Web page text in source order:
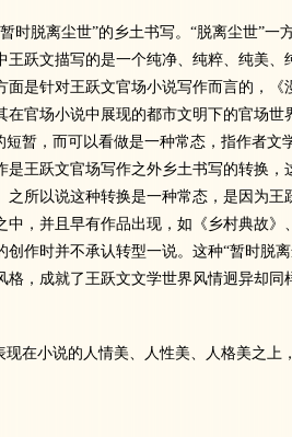
脱离尘世”的乡土书写。“脱离尘世”一
跃文描写的是一个纯净、纯粹、纯美、
是针对王跃文官场小说写作而言的，《
官场小说中展现的都市文明下的官场世
短暂，而可以看做是一种常态，指作者文
王跃文官场写作之外乡土书写的转换，
所以说这种转换是一种常态，是因为王
，并且早有作品出现，如《乡村典故》
作时并不承认转型一说。这种“暂时脱
，成就了王跃文文学世界风情迥异却同
在小说的人情美、人性美、人格美之上